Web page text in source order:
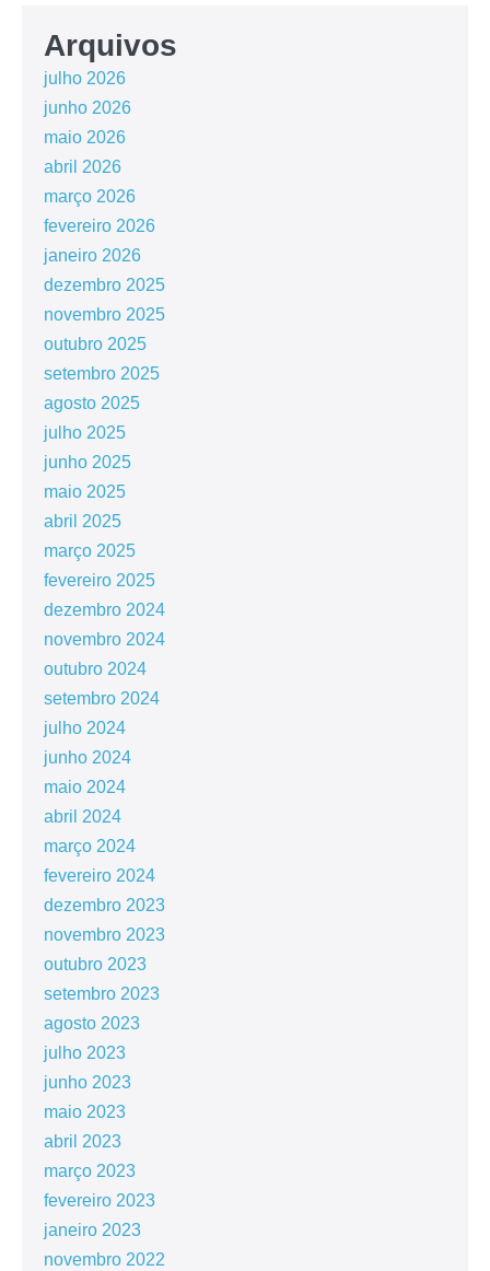
Arquivos
julho 2026
junho 2026
maio 2026
abril 2026
março 2026
fevereiro 2026
janeiro 2026
dezembro 2025
novembro 2025
outubro 2025
setembro 2025
agosto 2025
julho 2025
junho 2025
maio 2025
abril 2025
março 2025
fevereiro 2025
dezembro 2024
novembro 2024
outubro 2024
setembro 2024
julho 2024
junho 2024
maio 2024
abril 2024
março 2024
fevereiro 2024
dezembro 2023
novembro 2023
outubro 2023
setembro 2023
agosto 2023
julho 2023
junho 2023
maio 2023
abril 2023
março 2023
fevereiro 2023
janeiro 2023
novembro 2022